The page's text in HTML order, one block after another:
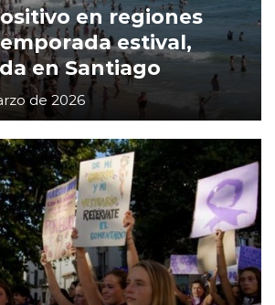
en regiones
estival,
en Santiago
de 2026